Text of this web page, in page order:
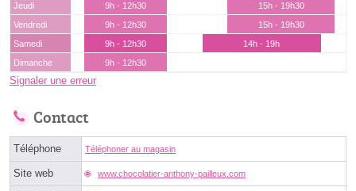
Jeudi
9h - 12h30
15h - 19h30
Vendredi
9h - 12h30
15h - 19h30
Samedi
9h - 12h30
14h - 19h
Dimanche
9h - 12h30
Signaler une erreur
Contact
Téléphone Téléphoner au magasin
Site web www.chocolatier-anthony-pailleux.com